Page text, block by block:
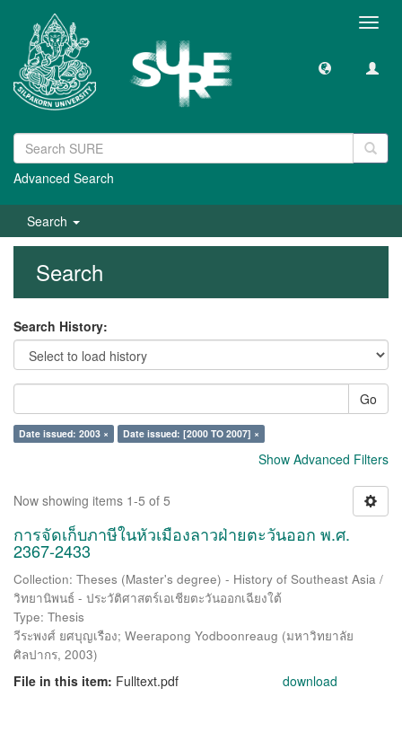
Advanced Search
Search
Search
Search History:
Go
Date issued: 2003 × Date issued: [2000 TO 2007] ×
Show Advanced Filters
Now showing items 1-5 of 5
การจัดเก็บภาษีในหัวเมืองลาวฝ่ายตะวันออก พ.ศ.
2367-2433
Collection: Theses (Master's degree) - History of Southeast Asia /
วิทยานิพนธ์ - ประวัติศาสตร์เอเชียตะวันออกเฉียงใต้
Type: Thesis
วีระพงศ์ ยศบุญเรือง; Weerapong Yodboonreaug (มหาวิทยาลัย
ศิลปากร, 2003)
File in this item: Fulltext.pdf download